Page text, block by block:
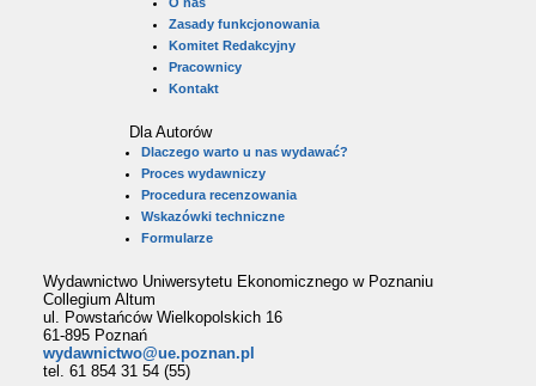
Zasady funkcjonowania
Komitet Redakcyjny
Pracownicy
Kontakt
Dla Autorów
Dlaczego warto u nas wydawać?
Proces wydawniczy
Procedura recenzowania
Wskazówki techniczne
Formularze
Wydawnictwo Uniwersytetu Ekonomicznego w Poznaniu
Collegium Altum
ul. Powstańców Wielkopolskich 16
61-895 Poznań
wydawnictwo@ue.poznan.pl
tel. 61 854 31 54 (55)